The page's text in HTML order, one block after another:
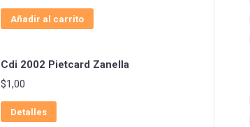
Añadir al carrito
Cdi 2002 Pietcard Zanella
$1,00
Detalles